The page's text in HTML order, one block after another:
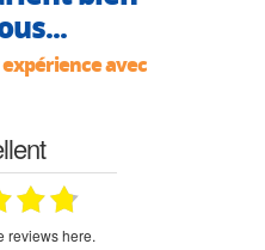
avec
reviews here.